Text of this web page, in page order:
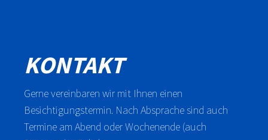
KONTAKT
Gerne vereinbaren wir mit Ihnen einen
Besichtigungstermin. Nach Absprache sind auch
Termine am Abend oder Wochenende (auch